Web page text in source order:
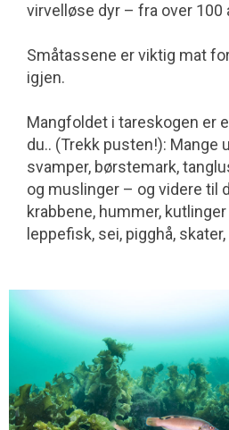
virvelløse dyr – fra over 100
Småtassene er viktig mat
igjen.
Mangfoldet i tareskogen er
du.. (Trekk pusten!): Mange
svamper, børstemark,
og muslinger – og videre til
krabbene, hummer,
leppefisk, sei, pigghå,